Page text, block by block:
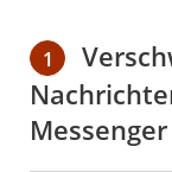
1